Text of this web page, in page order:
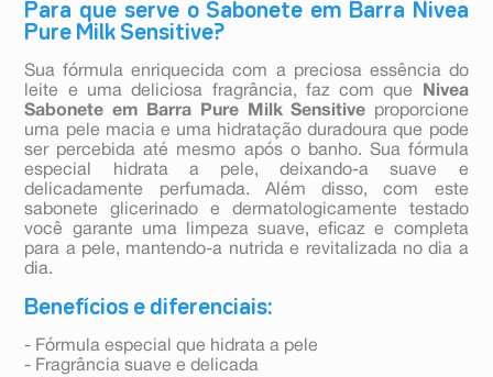
Para que serve o Sabonete em Barra Nivea
Pure Milk Sensitive?
Sua fórmula enriquecida com a preciosa essência do
leite e uma deliciosa fragrância, faz com que
Nivea
Sabonete em Barra Pure Milk Sensitive proporcione
uma pele macia e uma hidratação duradoura que pode
ser percebida até mesmo após o banho. Sua fórmula
especial hidrata a pele, deixando-a suave e
delicadamente perfumada. Além disso, com este
sabonete glicerinado e dermatologicamente testado
você garante uma limpeza suave, eficaz e completa
para a pele, mantendo-a nutrida e revitalizada no dia a
dia.
Benefícios e diferenciais:
- Fórmula especial que hidrata a pele
- Fragrância suave e delicada